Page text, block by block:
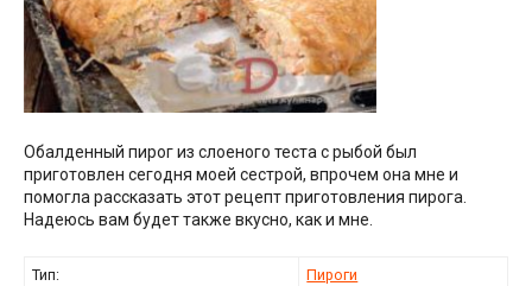
Обалденный пирог из слоеного теста с рыбой был
приготовлен сегодня моей сестрой, впрочем она мне и
помогла рассказать этот рецепт приготовления пирога.
Надеюсь вам будет также вкусно, как и мне.
Тип:
Пироги